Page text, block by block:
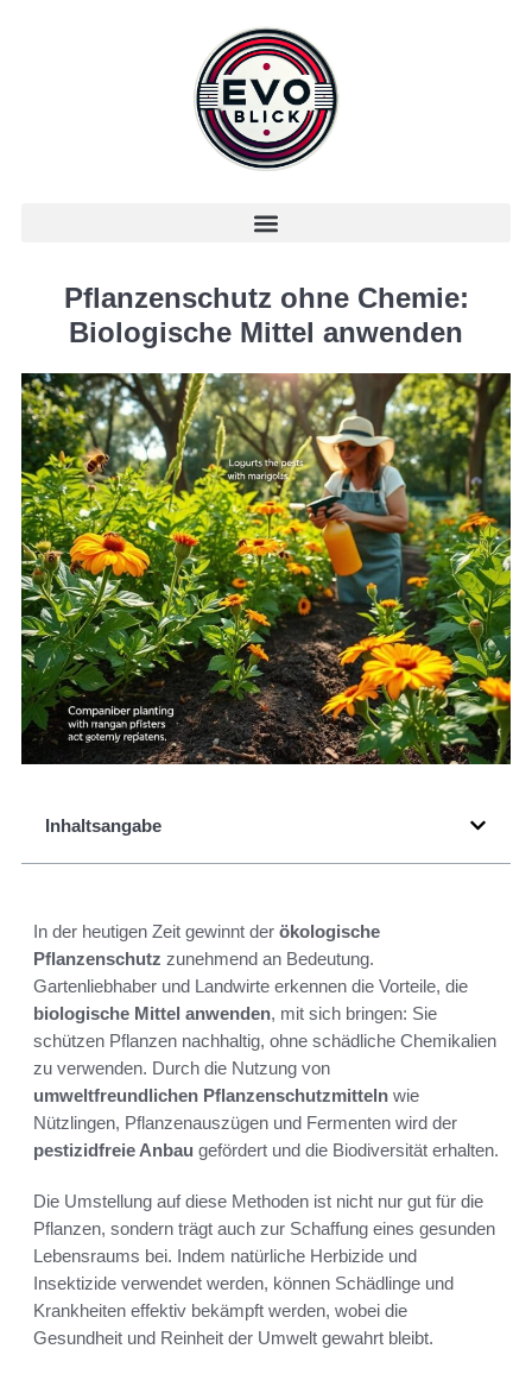
Pflanzenschutz ohne Chemie:
Biologische Mittel anwenden
Inhaltsangabe
In der heutigen Zeit gewinnt der ökologische
Pflanzenschutz zunehmend an Bedeutung.
Gartenliebhaber und Landwirte erkennen die Vorteile, die
biologische Mittel anwenden, mit sich bringen: Sie
schützen Pflanzen nachhaltig, ohne schädliche Chemikalien
zu verwenden. Durch die Nutzung von
umweltfreundlichen Pflanzenschutzmitteln wie
Nützlingen, Pflanzenauszügen und Fermenten wird der
pestizidfreie Anbau gefördert und die Biodiversität erhalten.
Die Umstellung auf diese Methoden ist nicht nur gut für die
Pflanzen, sondern trägt auch zur Schaffung eines gesunden
Lebensraums bei. Indem natürliche Herbizide und
Insektizide verwendet werden, können Schädlinge und
Krankheiten effektiv bekämpft werden, wobei die
Gesundheit und Reinheit der Umwelt gewahrt bleibt.